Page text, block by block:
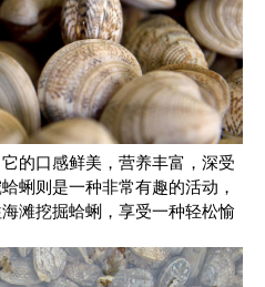
的口感鲜美，营养丰富，深受
蜊则是一种非常有趣的活动，
滩挖掘蛤蜊，享受一种轻松愉